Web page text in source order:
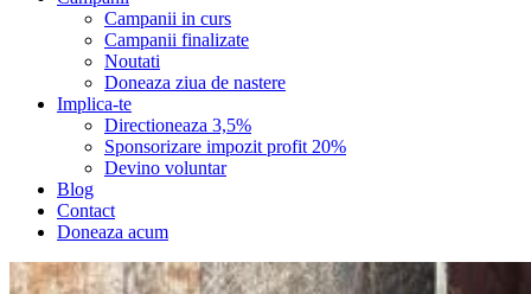
Campanii in curs
Campanii finalizate
Noutati
Doneaza ziua de nastere
Implica-te
Directioneaza 3,5%
Sponsorizare impozit profit 20%
Devino voluntar
Blog
Contact
Doneaza acum